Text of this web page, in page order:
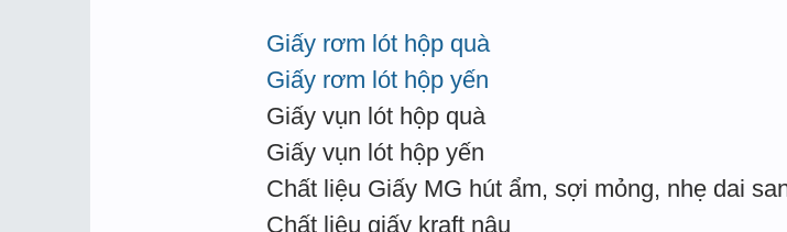
Giấy rơm lót hộp quà
Giấy rơm lót hộp yến
Giấy vụn lót hộp quà
Giấy vụn lót hộp yến
Chất liệu Giấy MG hút ẩm, sợi mỏng, nhẹ dai
Chất liệu giấy kraft nâu